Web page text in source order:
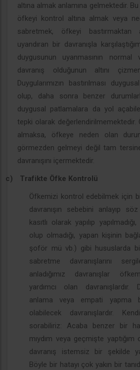
altına almak anlamına gelmektedir. Bu
öfkeyi kontrol altına almak veya
sabretmek, öfkeyi bastırmaktan
uyandıran bir davranışla
duygusunun uyanmasının
davranış olduğunun altını
Duygularımızın bastırılması
olup, daha sonra benzer durumlarla
duygusal patlamalara da yol
tepki olarak değerlendirilmemektedir.
almaksa, öfkeye neden olan
görmezden gelmeyi değil tam
davranışını içermektedir.
c)
Trafikte Öfke Kontrolü
Öfkemizi kontrol edebilmek için
davranışın sebebini anlayıp
kasıtlı olarak yapılıp
olup olmadığı, yapan kişinin
şoför mü vb.) gibi hususlarda
sabretme davranışlarını
anladığımız davranışlar
yardımcı olan davranışlardır.
anlama veya empati yapma
olabilecek davranışlardır.
sorabiliriz: Acaba benzer bir
mıydım veya geçmişte
davranış istemsiz bir şekilde
Böyle bir hatayı çok yakın bir